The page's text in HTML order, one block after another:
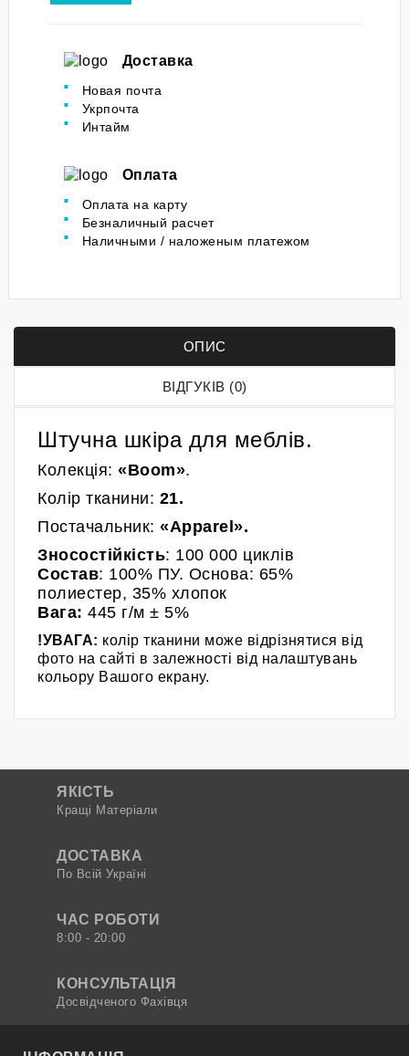
Доставка
Новая почта
Укрпочта
Интайм
Оплата
Оплата на карту
Безналичный расчет
Наличными / наложеным платежом
ОПИС
ВІДГУКІВ (0)
Штучна шкіра для меблів.
Колекція: «Boom».
Колір тканини: 21.
Постачальник: «Apparel ».
Зносостійкість: 100 000 циклів
Состав: 100% ПУ. Основа: 65%
полиестер, 35% хлопок
Вага: 445 г/м ± 5%
!УВАГА: колір тканини може відрізнятися від
фото на сайті в залежності від налаштувань
кольору Вашого екрану.
ЯКІСТЬ
Кращі Матеріали
ДОСТАВКА
По Всій Україні
ЧАС РОБОТИ
8:00 - 20:00
КОНСУЛЬТАЦІЯ
Досвідченого Фахівця